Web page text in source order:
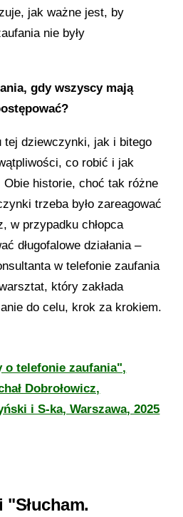
jak ważne jest, by
nie były
gdy wszyscy mają
tej dziewczynki, jak i bitego
co robić i jak
Obie historie, choć tak różne
trzeba było zareagować
w przypadku chłopca
długofalowe działania –
w telefonie zaufania
który zakłada
do celu, krok za krokiem.
o telefonie zaufania",
Dobrołowicz,
i S-ka, Warszawa, 2025